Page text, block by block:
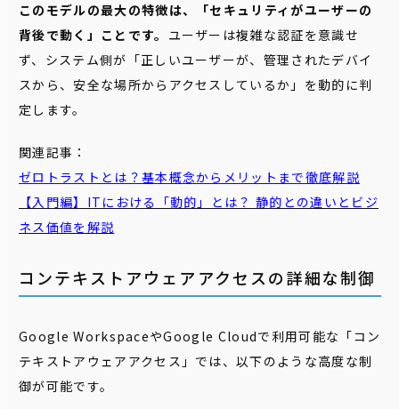
このモデルの最大の特徴は、「セキュリティがユーザーの
背後で動く」ことです。 ユーザーは複雑な認証を意識せ
ず、システム側が「正しいユーザーが、管理されたデバイ
スから、安全な場所からアクセスしているか」を動的に判
定します。
関連記事：
ゼロトラストとは？基本概念からメリットまで徹底解説
【入門編】ITにおける「動的」とは？ 静的との違いとビジ
ネス価値を解説
コンテキストアウェアアクセスの詳細な制御
Google WorkspaceやGoogle Cloudで利用可能な「コン
テキストアウェアアクセス」では、以下のような高度な制
御が可能です。